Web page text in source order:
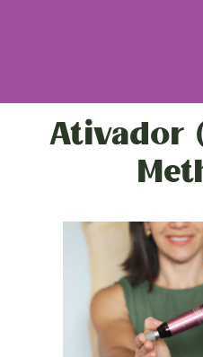
Ativador